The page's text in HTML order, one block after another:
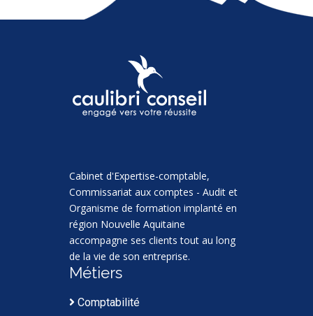
Cabinet d'Expertise-comptable,
Commissariat aux comptes - Audit et
Organisme de formation implanté en
région Nouvelle Aquitaine
accompagne ses clients tout au long
de la vie de son entreprise.
Métiers
Comptabilité